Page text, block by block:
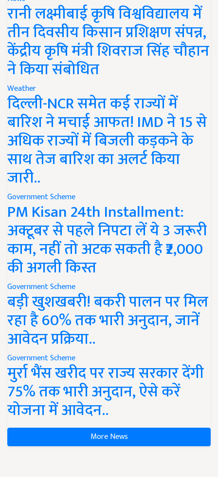
रानी लक्ष्मीबाई कृषि विश्वविद्यालय में
तीन दिवसीय किसान प्रशिक्षण संपन्न,
केंद्रीय कृषि मंत्री शिवराज सिंह चौहान
ने किया संबोधित
Weather
दिल्ली-NCR समेत कई राज्यों में
बारिश ने मचाई आफत! IMD ने 15 से
अधिक राज्यों में बिजली कड़कने के
साथ तेज बारिश का अलर्ट किया
जारी..
Government Scheme
PM Kisan 24th Installment:
अक्टूबर से पहले निपटा लें ये 3 जरूरी
काम, नहीं तो अटक सकती है ₹2,000
की अगली किस्त
Government Scheme
बड़ी खुशखबरी! बकरी पालन पर मिल
रहा है 60% तक भारी अनुदान, जानें
आवेदन प्रक्रिया..
Government Scheme
मुर्रा भैंस खरीद पर राज्य सरकार देंगी
75% तक भारी अनुदान, ऐसे करें
योजना में आवेदन..
More News